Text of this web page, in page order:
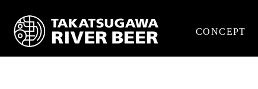
CONCEPT